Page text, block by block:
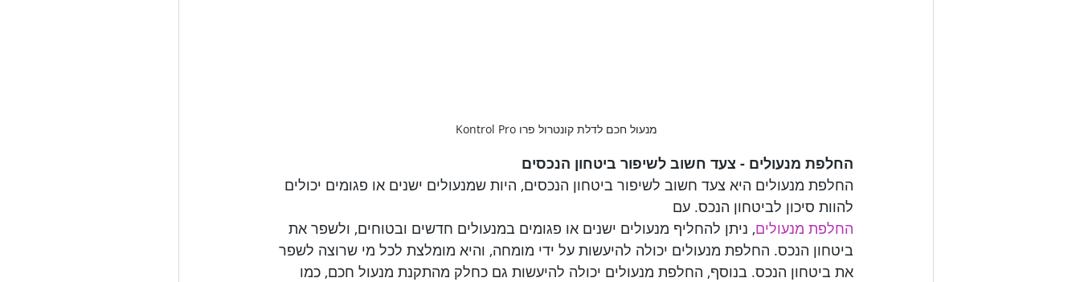
מנעול חכם לדלת קונטרול פרו Kontrol Pro
החלפת מנעולים - צעד חשוב לשיפור ביטחון הנכסים
החלפת מנעולים היא צעד חשוב לשיפור ביטחון הנכסים, היות שמנעולים ישנים או פגומים יכולים
להוות סיכון לביטחון הנכס. עם
החלפת מנעולים, ניתן להחליף מנעולים ישנים או פגומים במנעולים חדשים ובטוחים, ולשפר את
ביטחון הנכס. החלפת מנעולים יכולה להיעשות על ידי מומחה, והיא מומלצת לכל מי שרוצה לשפר
את ביטחון הנכס. בנוסף, החלפת מנעולים יכולה להיעשות גם כחלק מהתקנת מנעול חכם, כמו